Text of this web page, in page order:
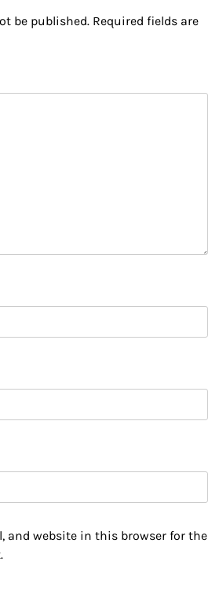
be published. Required fields are
and website in this browser for the